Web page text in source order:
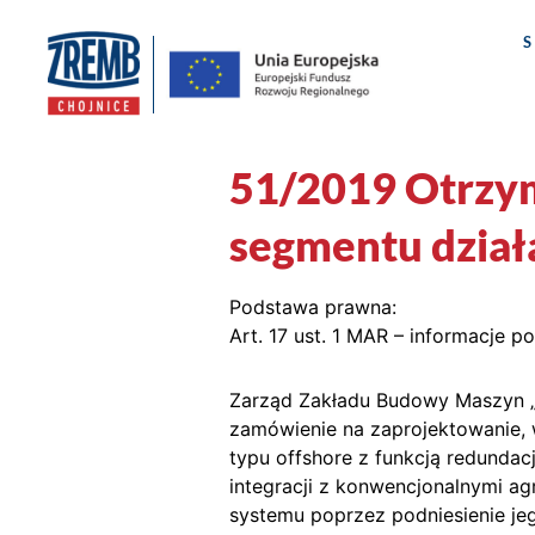
51/2019
segmentu
Podstawa prawna:
Art. 17 ust. 1 MAR – informacje
Zarząd Zakładu Budowy Maszyn
zamówienie na
typu offshore z funkcją
integracji z konwencjonalnymi
systemu poprzez podniesienie